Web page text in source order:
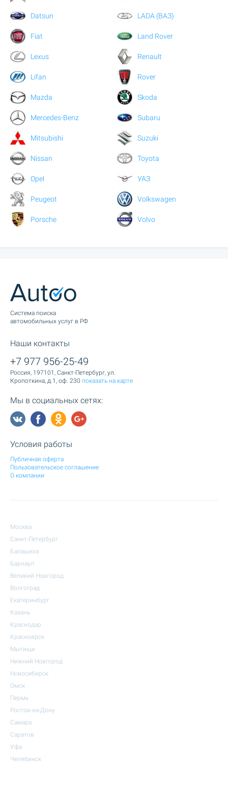
Datsun
Fiat
LADA (ВАЗ)
Land Rover
Lexus
Lifan
Mazda
Mercedes-Benz
Mitsubishi
Nissan
Opel
Peugeot
Porsche
Renault
Rover
Skoda
Subaru
Suzuki
Toyota
УАЗ
Volkswagen
Volvo
Cистема поиска
автомобильных услуг в РФ
Наши контакты
+7 977 956-25-49
Россия, 197101, Санкт-Петербург, ул.
Кропоткина, д.1, оф. 230 показать на карте
Мы в социальных сетях:
Условия работы
Публичная оферта
Пользовательское соглашение
О компании
Москва
Санкт-Петербург
Балашиха
Барнаул
Великий Новгород
Волгоград
Екатеринбург
Казань
Краснодар
Красноярск
Мытищи
Нижний Новгород
Новосибирск
Омск
Пермь
Ростов-на-Дону
Самара
Саратов
Уфа
Челябинск